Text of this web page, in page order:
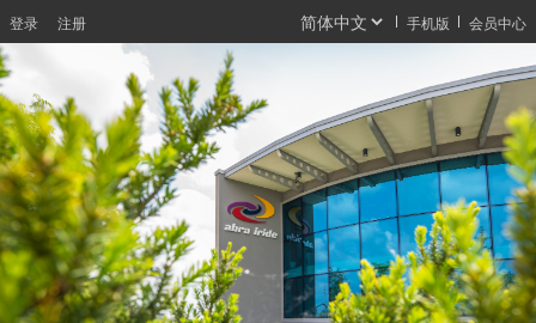
登录 注册 手机版 会员中心